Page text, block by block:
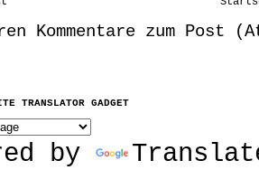
Kommentare zum Post
TRANSLATOR GADGET
by